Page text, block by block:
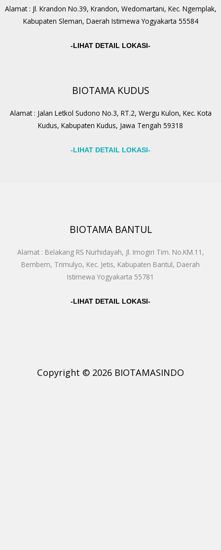
Alamat : Jl. Krandon No.39, Krandon, Wedomartani, Kec. Ngemplak,
Kabupaten Sleman, Daerah Istimewa Yogyakarta 55584
-LIHAT DETAIL LOKASI-
BIOTAMA KUDUS
Alamat : Jalan Letkol Sudono No.3, RT.2, Wergu Kulon, Kec. Kota
Kudus, Kabupaten Kudus, Jawa Tengah 59318
-LIHAT DETAIL LOKASI-
BIOTAMA BANTUL
Alamat : Belakang RS Nurhidayah, Jl. Imogiri Tim. No.KM.11,
Bembem, Trimulyo, Kec. Jetis, Kabupaten Bantul, Daerah
Istimewa Yogyakarta 55781
-LIHAT DETAIL LOKASI-
Copyright © 2026 BIOTAMASINDO